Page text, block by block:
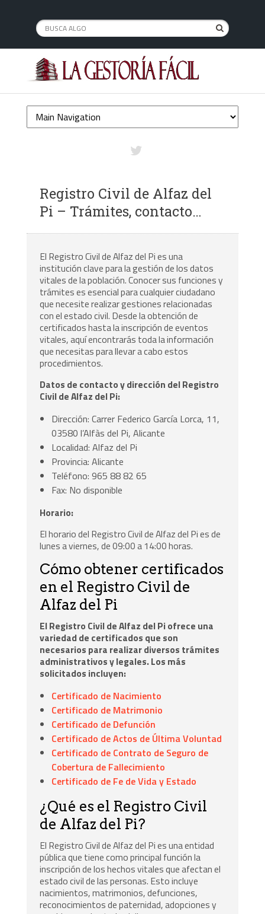
Registro Civil de Alfaz del
Pi – Trámites, contacto…
El Registro Civil de Alfaz del Pi es una
institución clave para la gestión de los datos
vitales de la población. Conocer sus funciones y
trámites es esencial para cualquier ciudadano
que necesite realizar gestiones relacionadas
con el estado civil. Desde la obtención de
certificados hasta la inscripción de eventos
vitales, aquí encontrarás toda la información
que necesitas para llevar a cabo estos
procedimientos.
Datos de contacto y dirección del Registro
Civil de Alfaz del Pi:
Dirección: Carrer Federico García Lorca, 11,
03580 l’Alfàs del Pi, Alicante
Localidad: Alfaz del Pi
Provincia: Alicante
Teléfono: 965 88 82 65
Fax: No disponible
Horario:
El horario del Registro Civil de Alfaz del Pi es de
lunes a viernes, de 09:00 a 14:00 horas.
Cómo obtener certificados
en el Registro Civil de
Alfaz del Pi
El Registro Civil de Alfaz del Pi ofrece una
variedad de certificados que son
necesarios para realizar diversos trámites
administrativos y legales. Los más
solicitados incluyen:
Certificado de Nacimiento
Certificado de Matrimonio
Certificado de Defunción
Certificado de Actos de Última Voluntad
Certificado de Contrato de Seguro de
Cobertura de Fallecimiento
Certificado de Fe de Vida y Estado
¿Qué es el Registro Civil
de Alfaz del Pi?
El Registro Civil de Alfaz del Pi es una entidad
pública que tiene como principal función la
inscripción de los hechos vitales que afectan el
estado civil de las personas. Esto incluye
nacimientos, matrimonios, defunciones,
reconocimientos de paternidad, adopciones y